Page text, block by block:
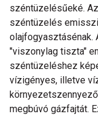
széntüzelésűeké.
széntüzelés
olajfogyasztásénak.
"viszonylag tiszta"
széntüzeléshez
vízigényes, illetve
megbúvó gázfajtát.